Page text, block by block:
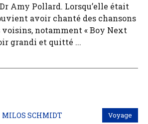
Amy Pollard. Lorsqu’elle était
avoir chanté des chansons
voisins, notamment « Boy Next
grandi et quitté ...
MILOS SCHMIDT Voyage